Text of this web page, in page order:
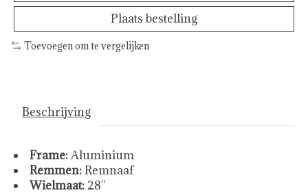
Plaats bestelling
Toevoegen om te vergelijken
Beschrijving
Frame:Aluminium
Remmen:Remnaaf
Wielmaat: 28''